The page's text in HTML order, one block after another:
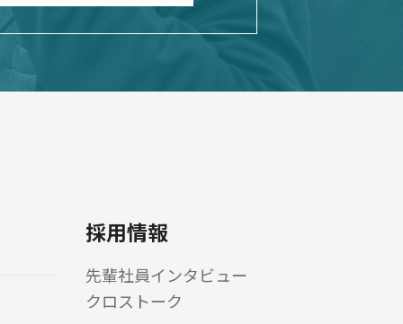
採用情報
先輩社員インタビュー
クロストーク